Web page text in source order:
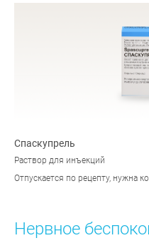
Спаскупрель
Раствор для инъекций
Отпускается по рецепту, нужна
Нервное